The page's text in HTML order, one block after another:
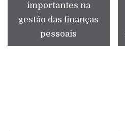
importantes na
gestão das finanças
pessoais